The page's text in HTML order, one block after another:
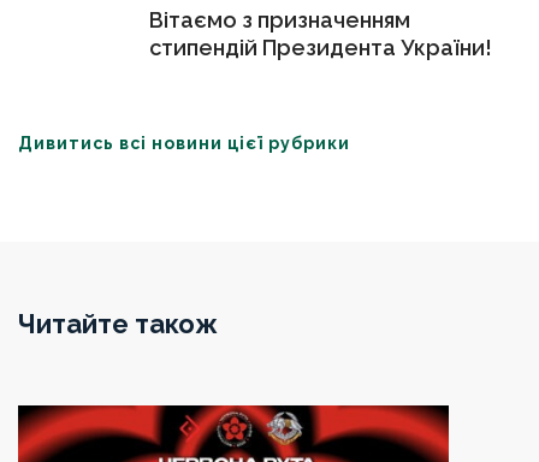
Вітаємо з призначенням
стипендій Президента України!
Дивитись всі новини цієї рубрики
Читайте також